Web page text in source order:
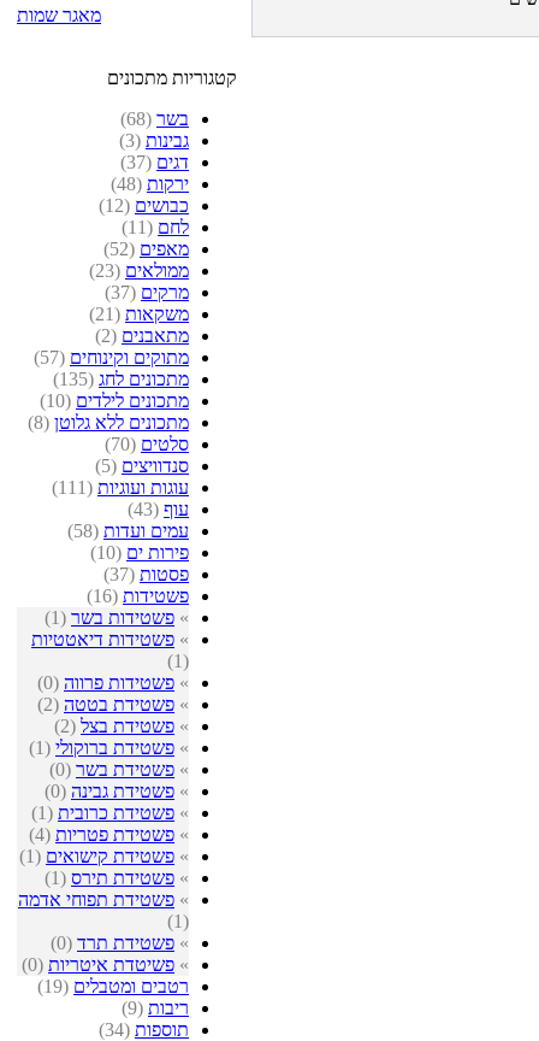
מאגר שמות
קטגוריות מתכונים
בשר (68)
גבינות (3)
דגים (37)
ירקות (48)
כבושים (12)
לחם (11)
מאפים (52)
ממולאים (23)
מרקים (37)
משקאות (21)
מתאבנים (2)
מתוקים וקינוחים (57)
מתכונים לחג (135)
מתכונים לילדים (10)
מתכונים ללא גלוטן (8)
סלטים (70)
סנדוויצים (5)
עוגות ועוגיות (111)
עוף (43)
עמים ועדות (58)
פירות ים (10)
פסטות (37)
פשטידות (16)
» פשטידות בשר (1)
» פשטידות דיאטטיות
(1)
» פשטידות פרווה (0)
» פשטידת בטטה (2)
» פשטידת בצל (2)
» פשטידת ברוקולי (1)
» פשטידת בשר (0)
» פשטידת גבינה (0)
» פשטידת כרובית (1)
» פשטידת פטריות (4)
» פשטידת קישואים (1)
» פשטידת תירס (1)
» פשטידת תפוחי אדמה
(1)
» פשטידת תרד (0)
» פשיטדת איטריות (0)
רטבים ומטבלים (19)
ריבות (9)
תוספות (34)